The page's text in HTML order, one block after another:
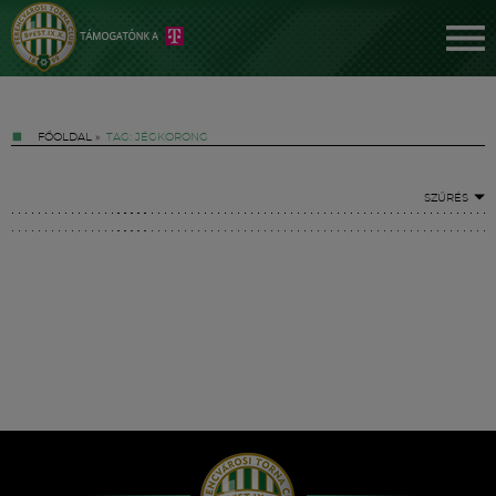
FŐOLDAL » TAG: JÉGKORONG
SZŰRÉS
Hírek